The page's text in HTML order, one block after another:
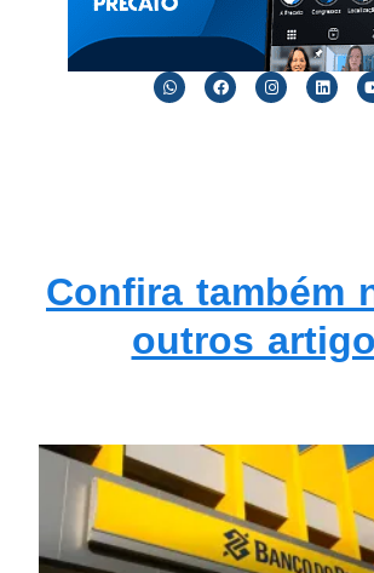
Confira também
outros